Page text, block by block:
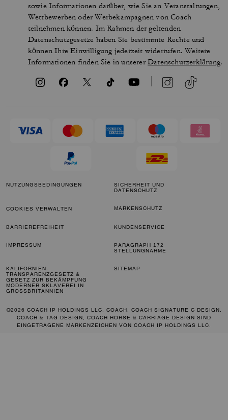
sowie Informationen darüber, wie Sie an Veranstaltungen,
Wettbewerben oder Werbekampagnen von Coach
teilnehmen können. Im Rahmen der geltenden
Datenschutzgesetze haben Sie bestimmte Rechte und
können Ihre Einwilligung jederzeit widerrufen. Weitere
Informationen finden Sie in unsererDatenschutzerklärung.
NUTZUNGSBEDINGUNGEN
SICHERHEIT UND
DATENSCHUTZ
COOKIES VERWALTEN MARKENSCHUTZ
BARRIEREFREIHEIT KUNDENSERVICE
IMPRESSUM
PARAGRAPH 172
STELLUNGNAHME
KALIFORNIEN-
TRANSPARENZGESETZ &
GESETZ ZUR BEKÄMPFUNG
MODERNER SKLAVEREI IN
GROSSBRITANNIEN
SITEMAP
©2026 COACH IP HOLDINGS LLC. COACH, COACH SIGNATURE C DESIGN,
COACH & TAG DESIGN, COACH HORSE & CARRIAGE DESIGN SIND
EINGETRAGENE MARKENZEICHEN VON COACH IP HOLDINGS LLC.